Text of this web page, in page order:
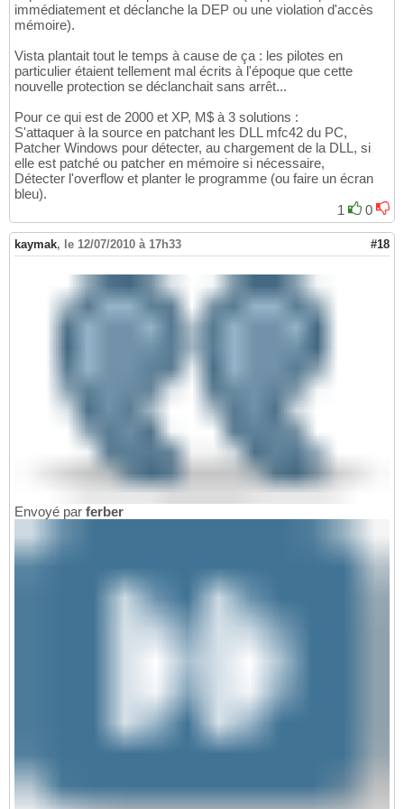
immédiatement et déclanche la DEP ou une violation d'accès
mémoire).
Vista plantait tout le temps à cause de ça : les pilotes en
particulier étaient tellement mal écrits à l'époque que cette
nouvelle protection se déclanchait sans arrêt...
Pour ce qui est de 2000 et XP, M$ à 3 solutions :
S'attaquer à la source en patchant les DLL mfc42 du PC,
Patcher Windows pour détecter, au chargement de la DLL, si
elle est patché ou patcher en mémoire si nécessaire,
Détecter l'overflow et planter le programme (ou faire un écran
bleu).
1
0
kaymak, le 12/07/2010 à 17h33 #18
Envoyé par ferber